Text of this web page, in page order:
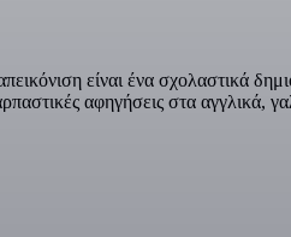
είναι ένα σχολαστικά
αφηγήσεις στα αγγλικά,